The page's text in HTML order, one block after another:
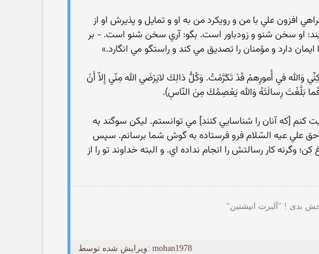
افزون علي با من و رويكرد من به او و تمايل و پذيرش او از
گويند: او سخن شنو و زودباور است. بگو: آري سخن شنو است. - بر
دارد و مؤمنان را تصديق مي كند و راستگو مي انگارد.»
وَالله في أُمورِهمْ قَدْ تَكَرَّمْتُ. وَكُلُّ ذالِكَ لايَرْضَي الله مِنّي إِلاّ أَنْ
بَلَّغْتَ رِسالَتَهُ وَالله يَعْصِمُكَ مِنَ النّاسِ).
كنم [كه آنان را شناسايي كنند] مي توانستم. ليكن سوگند به
علي عیه السّلام فرو فرستاده به گوش شما برسانم. سپس
وگرنه كار رسالتش را انجام نداده اي. و البته خداوند تو را از
بدی ! "آلبرت انیشتین"
ویرایش شده توسط: mohan1978